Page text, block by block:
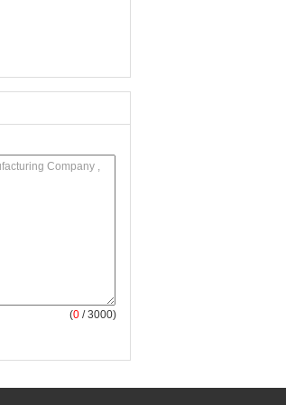
(0 / 3000)